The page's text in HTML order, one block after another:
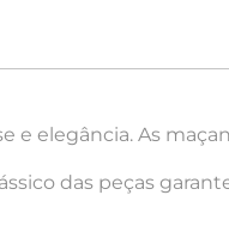
elegância. As
das peças